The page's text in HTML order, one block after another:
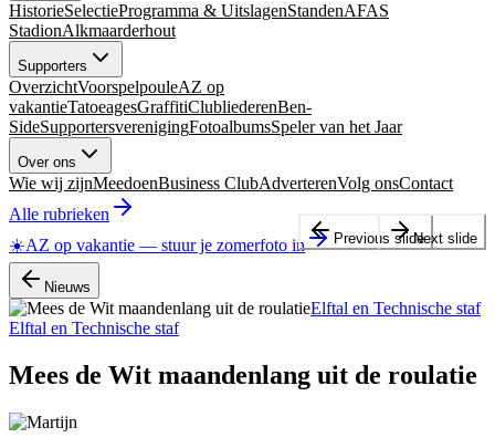
HistorieSelectieProgramma & UitslagenStandenAFAS
StadionAlkmaarderhout
Supporters
OverzichtVoorspelpouleAZ op
vakantieTatoeagesGraffitiClubliederenBen-
SideSupportersverenigingFotoalbumsSpeler van het Jaar
Over ons
Wie wij zijnMeedoenBusiness ClubAdverterenVolg onsContact
Alle rubrieken
☀️AZ op vakantie — stuur je zomerfoto in
Nieuws
Elftal en Technische staf
Elftal en Technische staf
Mees de Wit maandenlang uit de roulatie
Previous slideNext slide